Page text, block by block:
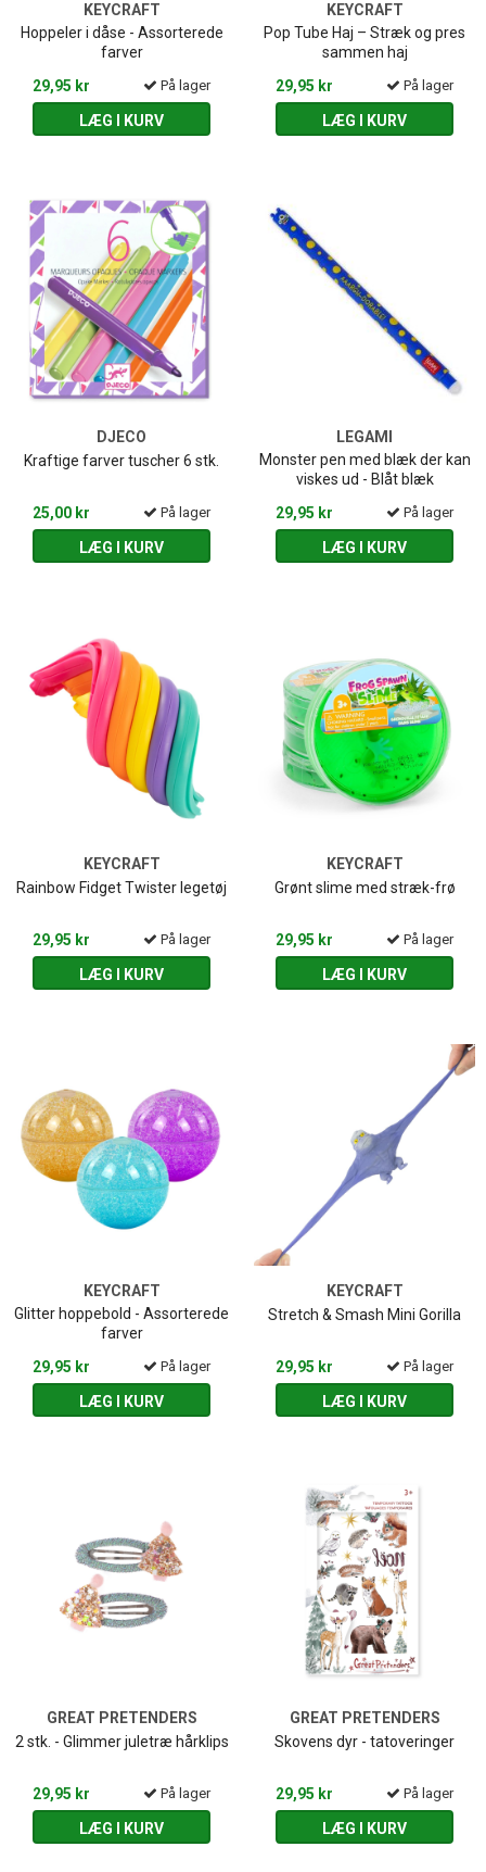
KEYCRAFT
Hoppeler i dåse - Assorterede
farver
29,95 kr
På lager
LÆG I KURV
KEYCRAFT
Pop Tube Haj – Stræk og pres
sammen haj
29,95 kr
På lager
LÆG I KURV
DJECO
Kraftige farver tuscher 6 stk.
25,00 kr På lager
LÆG I KURV
LEGAMI
Monster pen med blæk der kan
viskes ud - Blåt blæk
29,95 kr
På lager
LÆG I KURV
KEYCRAFT
Rainbow Fidget Twister legetøj
29,95 kr På lager
LÆG I KURV
KEYCRAFT
Grønt slime med stræk-frø
29,95 kr På lager
LÆG I KURV
KEYCRAFT
Glitter hoppebold - Assorterede
farver
29,95 kr
På lager
LÆG I KURV
KEYCRAFT
Stretch & Smash Mini Gorilla
29,95 kr På lager
LÆG I KURV
GREAT PRETENDERS
2 stk. - Glimmer juletræ hårklips
29,95 kr På lager
LÆG I KURV
GREAT PRETENDERS
Skovens dyr - tatoveringer
29,95 kr På lager
LÆG I KURV